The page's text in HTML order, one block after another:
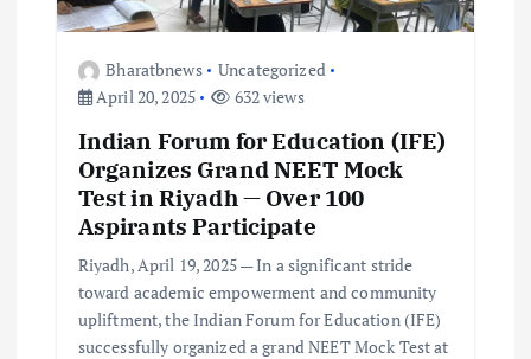
Bharatbnews
Uncategorized
April 20, 2025
632 views
Indian Forum for Education (IFE)
Organizes Grand NEET Mock
Test in Riyadh — Over 100
Aspirants Participate
Riyadh, April 19, 2025 — In a significant stride
toward academic empowerment and community
upliftment, the Indian Forum for Education (IFE)
successfully organized a grand NEET Mock Test at